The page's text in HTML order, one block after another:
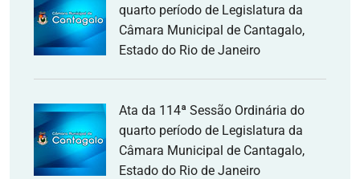
quarto período de Legislatura da
Câmara Municipal de Cantagalo,
Estado do Rio de Janeiro
Ata da 114ª Sessão Ordinária do
quarto período de Legislatura da
Câmara Municipal de Cantagalo,
Estado do Rio de Janeiro